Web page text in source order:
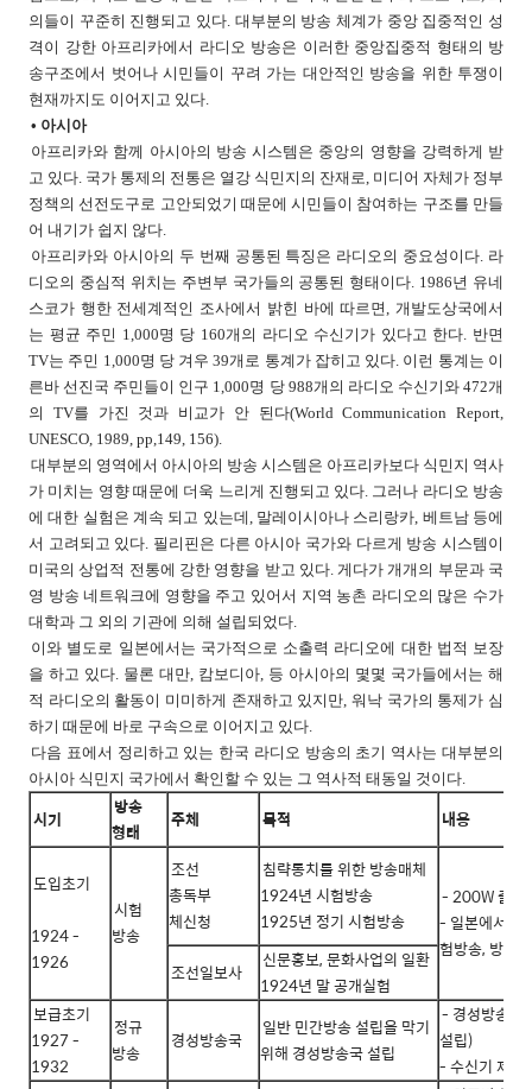
의들이 꾸준히 진행되고 있다. 대부분의 방송 체계가 중앙 집중적인 성
격이 강한 아프리카에서 라디오 방송은 이러한 중앙집중적 형태의 방
송구조에서 벗어나 시민들이 꾸려 가는 대안적인 방송을 위한 투쟁이
현재까지도 이어지고 있다.
• 아시아
아프리카와 함께 아시아의 방송 시스템은 중앙의 영향을 강력하게 받
고 있다. 국가 통제의 전통은 열강 식민지의 잔재로, 미디어 자체가 정부
정책의 선전도구로 고안되었기 때문에 시민들이 참여하는 구조를 만들
어 내기가 쉽지 않다.
아프리카와 아시아의 두 번째 공통된 특징은 라디오의 중요성이다. 라
디오의 중심적 위치는 주변부 국가들의 공통된 형태이다. 1986년 유네
스코가 행한 전세계적인 조사에서 밝힌 바에 따르면, 개발도상국에서
는 평균 주민 1,000명 당 160개의 라디오 수신기가 있다고 한다. 반면
TV는 주민 1,000명 당 겨우 39개로 통계가 잡히고 있다. 이런 통계는 이
른바 선진국 주민들이 인구 1,000명 당 988개의 라디오 수신기와 472개
의 TV를 가진 것과 비교가 안 된다(World Communication Report,
UNESCO, 1989, pp,149, 156).
대부분의 영역에서 아시아의 방송 시스템은 아프리카보다 식민지 역사
가 미치는 영향 때문에 더욱 느리게 진행되고 있다. 그러나 라디오 방송
에 대한 실험은 계속 되고 있는데, 말레이시아나 스리랑카, 베트남 등에
서 고려되고 있다. 필리핀은 다른 아시아 국가와 다르게 방송 시스템이
미국의 상업적 전통에 강한 영향을 받고 있다. 게다가 개개의 부문과 국
영 방송 네트워크에 영향을 주고 있어서 지역 농촌 라디오의 많은 수가
대학과 그 외의 기관에 의해 설립되었다.
이와 별도로 일본에서는 국가적으로 소출력 라디오에 대한 법적 보장
을 하고 있다. 물론 대만, 캄보디아, 등 아시아의 몇몇 국가들에서는 해
적 라디오의 활동이 미미하게 존재하고 있지만, 워낙 국가의 통제가 심
하기 때문에 바로 구속으로 이어지고 있다.
다음 표에서 정리하고 있는 한국 라디오 방송의 초기 역사는 대부분의
아시아 식민지 국가에서 확인할 수 있는 그 역사적 태동일 것이다.
시기
방송
형태
주체 목적 내용
도입초기
1924 -
1926
시험
방송
조선
총독부
체신청
침략통치를 위한 방송매체
1924년 시험방송
1925년 정기 시험방송
- 200W 출력,
- 일본에서 먼
험방송, 방송
조선일보사
신문홍보, 문화사업의 일환
1924년 말 공개실험
보급초기
1927 -
1932
정규
방송
경성방송국
일반 민간방송 설립을 막기
위해 경성방송국 설립
- 경성방송국
설립)
- 수신기 제작